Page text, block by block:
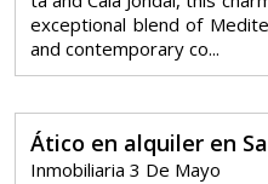
exceptional blend of
and contemporary co...
Ático en alquiler en
Inmobiliaria 3 De Mayo